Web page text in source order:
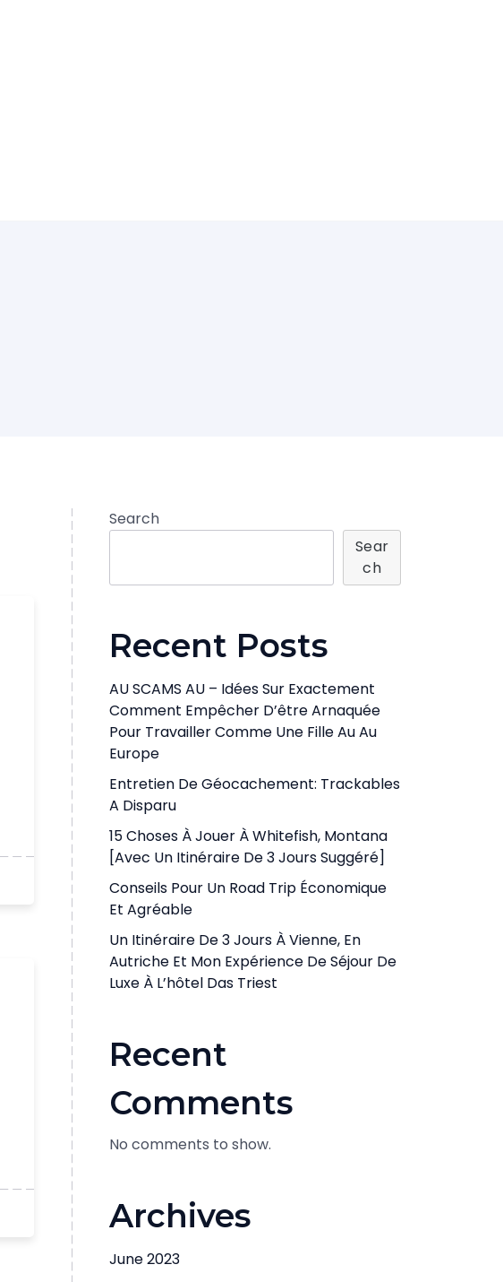
Search
Sear
Ch
Recent Posts
AU SCAMS AU – Idées Sur Exactement
Comment Empêcher D’être Arnaquée
Pour Travailler Comme Une Fille Au Au
Europe
Entretien De Géocachement: Trackables
A Disparu
15 Choses À Jouer À Whitefish, Montana
[avec Un Itinéraire De 3 Jours Suggéré]
Conseils Pour Un Road Trip Économique
Et Agréable
Un Itinéraire De 3 Jours À Vienne, En
Autriche Et Mon Expérience De Séjour De
Luxe À L’hôtel Das Triest
Recent
Comments
No comments to show.
Archives
June 2023